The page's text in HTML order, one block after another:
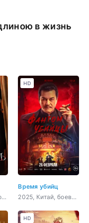
в жизнь
2025, Китай, мелодрама
Время убийц
2025, Китай, боевик, драма, военный, история
HD
HD